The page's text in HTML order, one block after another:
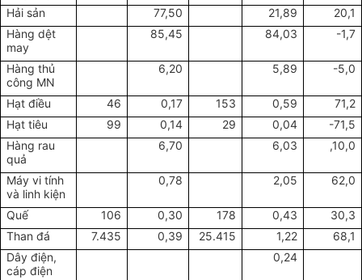
Hải sản
77,50 21,89
20,1
Hàng dệt
may
85,45 84,03 -1,7
Hàng thủ
công MN
6,20 5,89 -5,0
Hạt điều 46 0,17 153 0,59
71,2
Hạt tiêu
99 0,14 29 0,04
-71,5
Hàng rau
quả
6,70 6,03 ,10,0
Máy vi tính
và linh kiện
0,78 2,05 62,0
Quế 106 0,30 178 0,43
30,3
Than đá
7.435 0,39 25.415 1,22
68,1
Dây điện,
cáp điện
0,24